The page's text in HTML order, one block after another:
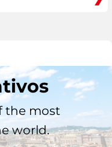
the most
world.